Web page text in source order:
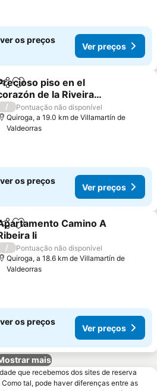
os preços
Ver preços
Adicionar aos favoritos
piso en el
de la Riveira
/
Pontuação não disponível
Quiroga, a 19.0 km de Villamartín de
Valdeorras
os preços
Ver preços
Adicionar aos favoritos
Camino A
Ii
/
Pontuação não disponível
Quiroga, a 18.6 km de Villamartín de
Valdeorras
os preços
Ver preços
mais
que recebemos dos sites de reserva
tal, pode haver diferenças entre as